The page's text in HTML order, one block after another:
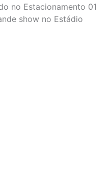
no Estacionamento 01
show no Estádio